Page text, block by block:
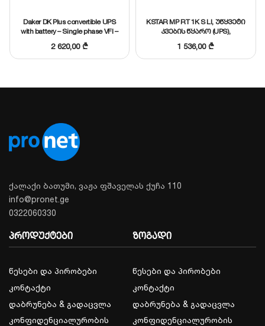
მსგავსის შერჩევა
Daker DK Plus convertible UPS
with battery – Single phase VFI –
3000 VA – 2700 W, Legrand,
310172
2 620,00₾
KSTAR MP RT 1K S LI, უწყვეტი
კვების წყარო (UPS),
1KVA/0.9KW RT ლითიუმის
აკუმულატორით
1 536,00₾
ქალაქი ბათუმი, ვაჟა ფშაველას ქუჩა 110
info@pronet.ge
0322060330
პროდუქტები
წესები და პირობები
კონტაქტი
დაბრუნება & გადაცვლა
კონფიდენციალურობის
ზოგადი
წესები და პირობები
კონტაქტი
დაბრუნება & გადაცვლა
კონფიდენციალურობის